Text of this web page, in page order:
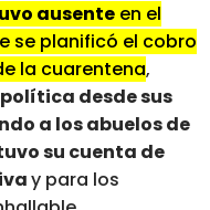
ausente en el
se planificó el cobro
la cuarentena,
desde sus
a los abuelos de
su cuenta de
y para los